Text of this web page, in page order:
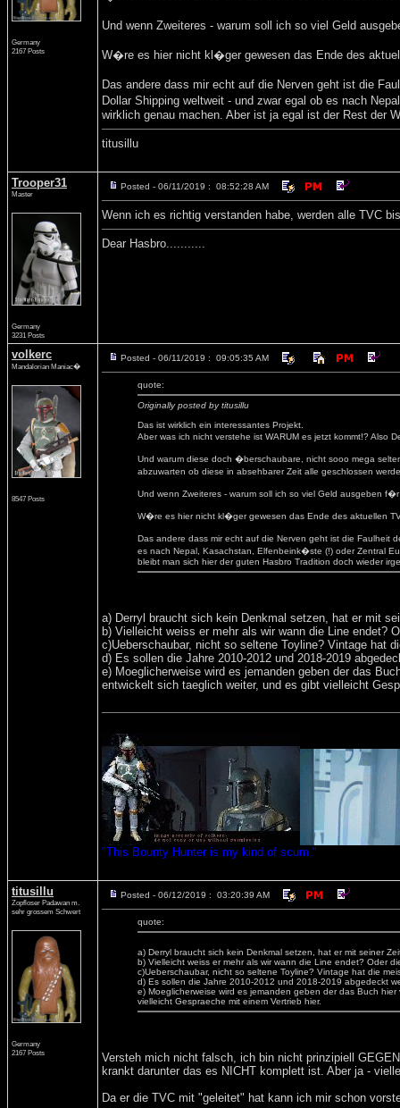
Germany
2167 Posts
Und wenn Zweiteres - warum soll ich so viel Geld
W�re es hier nicht kl�ger gewesen das Ende des
Das andere dass mir echt auf die Nerven geht ist die
Dollar Shipping weltweit - und zwar egal ob es nach
wirklich genau machen. Aber ist ja egal ist der Rest der
titusillu
Trooper31
Master
Germany
3231 Posts
Posted - 06/11/2019 : 08:52:28 AM
Wenn ich es richtig verstanden habe, werden alle TVC
Dear Hasbro...........
volkerc
Mandalorian Maniac�
8547 Posts
Posted - 06/11/2019 : 09:05:35 AM
quote:
Originally posted by titusillu
Das ist wirklich ein interessantes Projekt.
Aber was ich nicht verstehe ist WARUM es jetzt kommt!? Also
Und warum diese doch �berschaubare, nicht sooo mega
abzuwarten ob diese in absehbarer Zeit alle geschlossen
Und wenn Zweiteres - warum soll ich so viel Geld ausgeben
W�re es hier nicht kl�ger gewesen das Ende des aktuellen
Das andere dass mir echt auf die Nerven geht ist die Faulheit
es nach Nepal, Kasachstan, Elfenbeink�ste (!) oder Zentral
bleibt man sich hier der guten Hasbro Tradition doch wieder
a) Derryl braucht sich kein Denkmal setzen, hat er mit
b) Vielleicht weiss er mehr als wir wann die Line endet?
c)Ueberschaubar, nicht so seltene Toyline? Vintage hat
d) Es sollen die Jahre 2010-2012 und 2018-2019
e) Moeglicherweise wird es jemanden geben der das
entwickelt sich taeglich weiter, und es gibt vielleicht
"This Bounty Hunter is my kind of scum."
titusillu
Zopfloser Padawan m.
sehr grossem Schwert
Germany
2167 Posts
Posted - 06/12/2019 : 03:20:39 AM
quote:
a) Derryl braucht sich kein Denkmal setzen, hat er mit seiner
b) Vielleicht weiss er mehr als wir wann die Line endet? Oder
c)Ueberschaubar, nicht so seltene Toyline? Vintage hat die
d) Es sollen die Jahre 2010-2012 und 2018-2019 abgedeckt
e) Moeglicherweise wird es jemanden geben der das Buch
vielleicht Gespraeche mit einem Vertrieb hier.
Versteh mich nicht falsch, ich bin nicht prinzipiell
krankt darunter das es NICHT komplett ist. Aber ja -
Da er die TVC mit "geleitet" hat kann ich mir schon